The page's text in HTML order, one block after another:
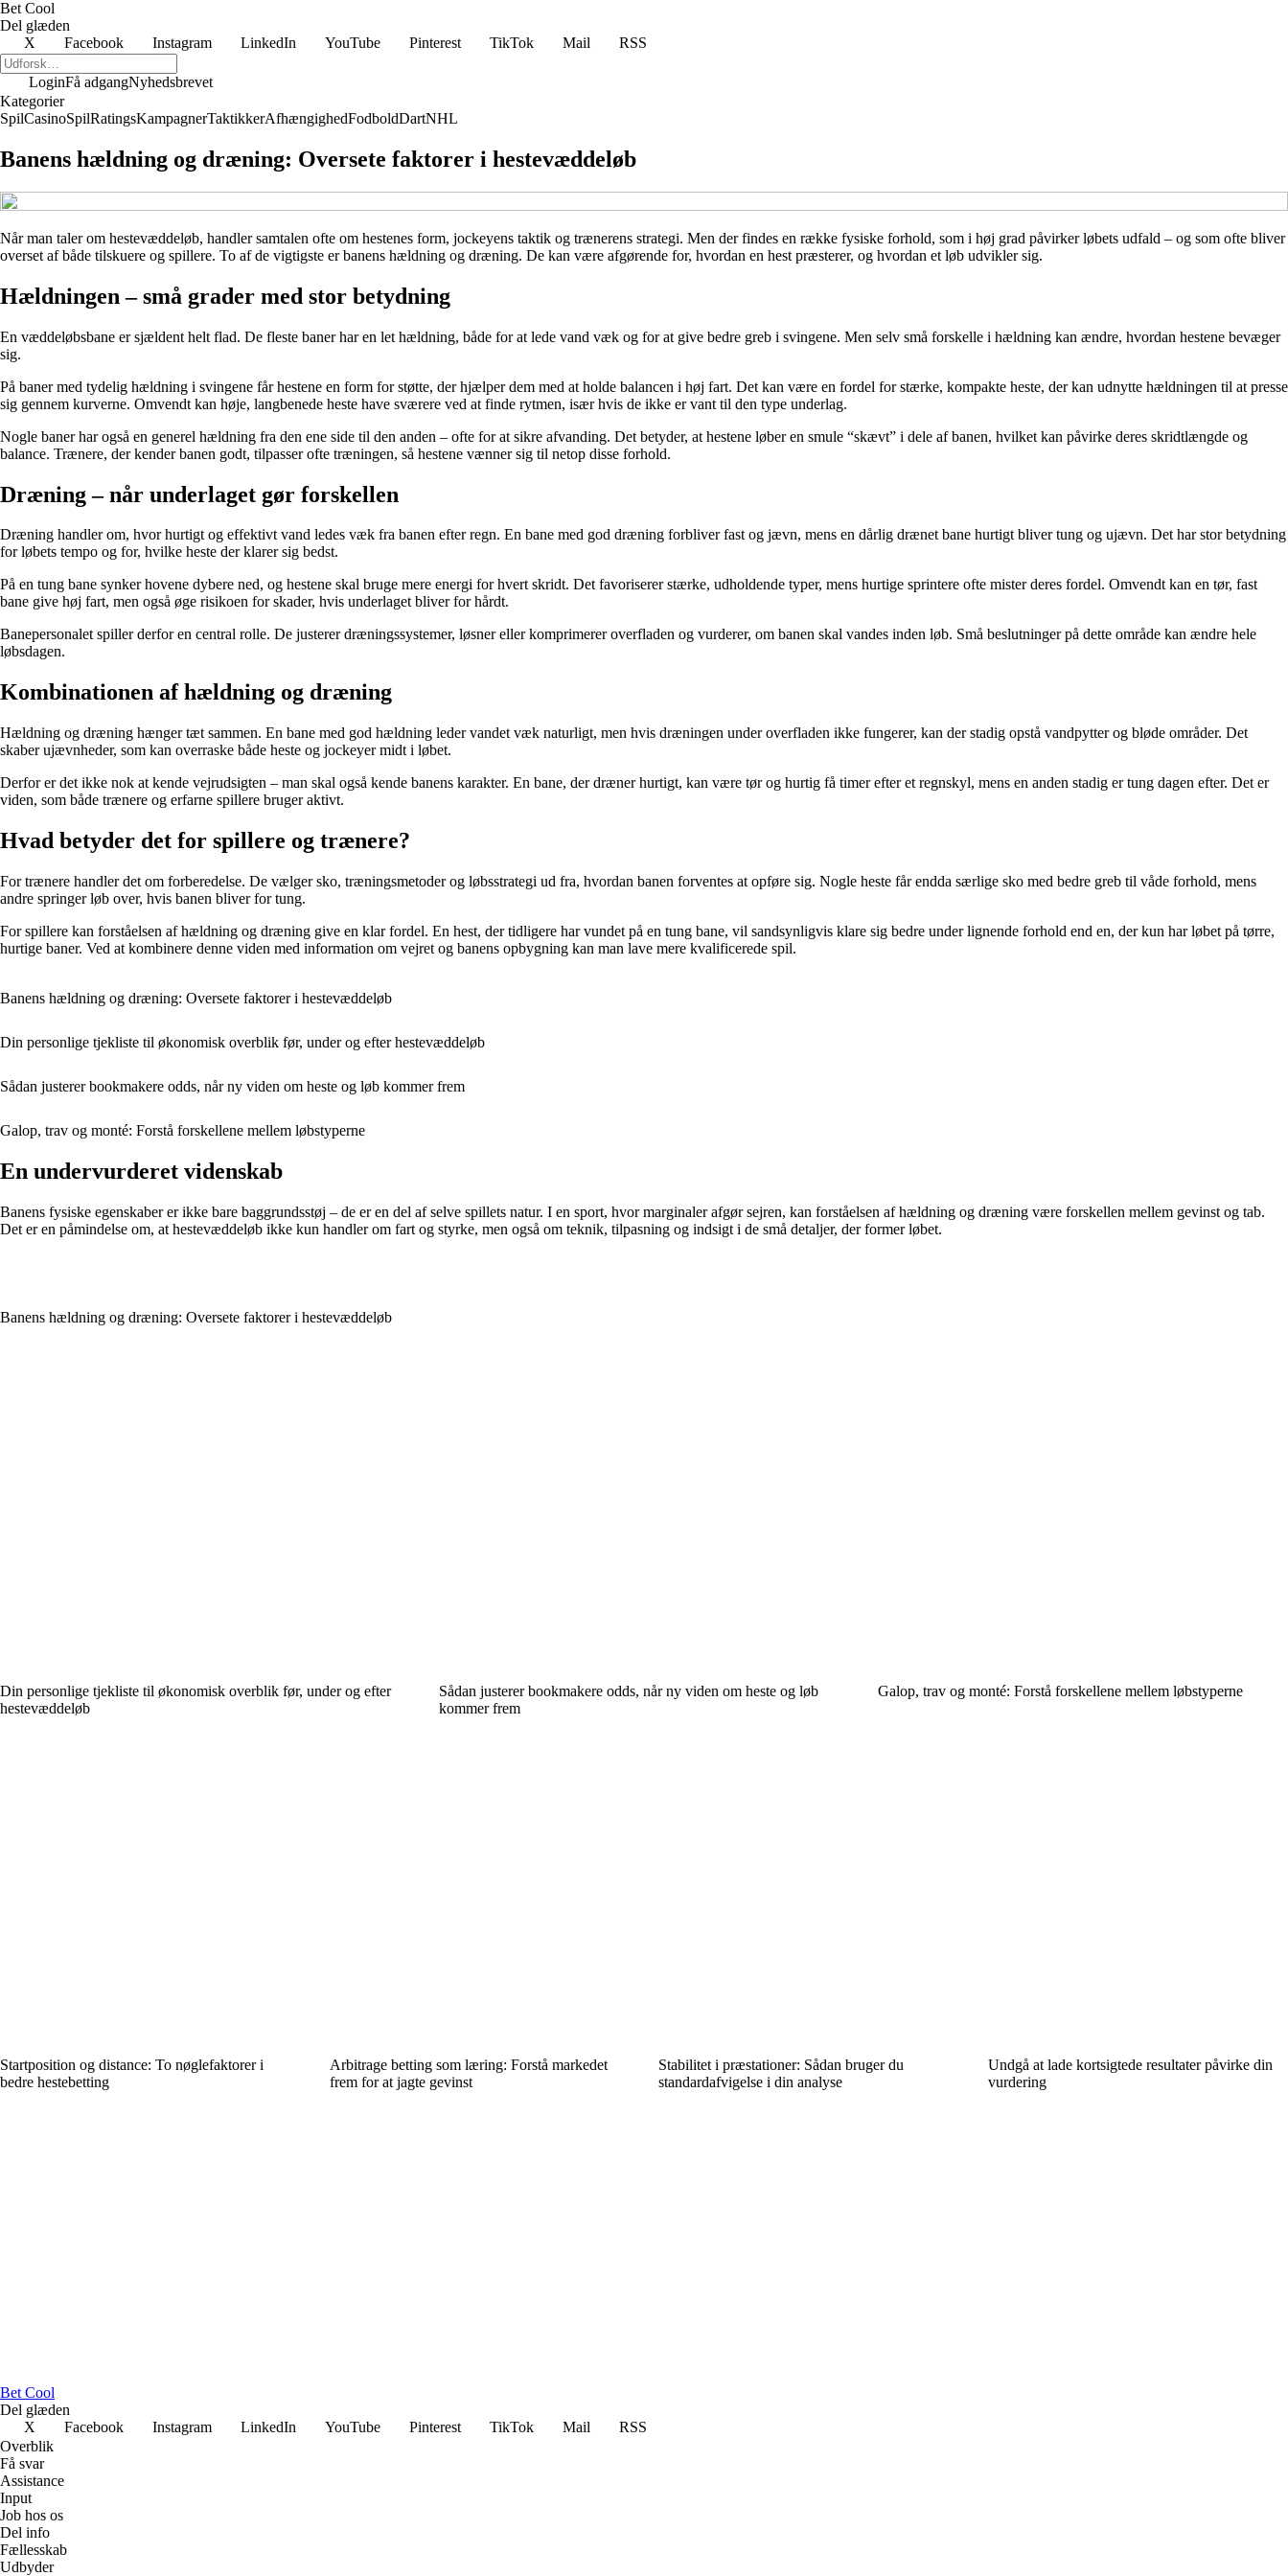
Bet Cool
Del glæden
X
Facebook Instagram LinkedIn YouTube Pinterest TikTok Mail RSS
LoginFå adgangNyhedsbrevet
Kategorier
SpilCasinoSpilRatingsKampagnerTaktikkerAfhængighedFodboldDartNHL
Banens hældning og dræning: Oversete faktorer i hestevæddeløb
Når man taler om hestevæddeløb, handler samtalen ofte om hestenes form, jockeyens taktik og trænerens strategi. Men der findes en række fysiske forhold, som i høj grad påvirker løbets udfald – og som ofte bliver
overset af både tilskuere og spillere. To af de vigtigste er banens hældning og dræning. De kan være afgørende for, hvordan en hest præsterer, og hvordan et løb udvikler sig.
Hældningen – små grader med stor betydning
En væddeløbsbane er sjældent helt flad. De fleste baner har en let hældning, både for at lede vand væk og for at give bedre greb i svingene. Men selv små forskelle i hældning kan ændre, hvordan hestene bevæger
sig.
På baner med tydelig hældning i svingene får hestene en form for støtte, der hjælper dem med at holde balancen i høj fart. Det kan være en fordel for stærke, kompakte heste, der kan udnytte hældningen til at presse
sig gennem kurverne. Omvendt kan høje, langbenede heste have sværere ved at finde rytmen, især hvis de ikke er vant til den type underlag.
Nogle baner har også en generel hældning fra den ene side til den anden – ofte for at sikre afvanding. Det betyder, at hestene løber en smule “skævt” i dele af banen, hvilket kan påvirke deres skridtlængde og
balance. Trænere, der kender banen godt, tilpasser ofte træningen, så hestene vænner sig til netop disse forhold.
Dræning – når underlaget gør forskellen
Dræning handler om, hvor hurtigt og effektivt vand ledes væk fra banen efter regn. En bane med god dræning forbliver fast og jævn, mens en dårlig drænet bane hurtigt bliver tung og ujævn. Det har stor betydning
for løbets tempo og for, hvilke heste der klarer sig bedst.
På en tung bane synker hovene dybere ned, og hestene skal bruge mere energi for hvert skridt. Det favoriserer stærke, udholdende typer, mens hurtige sprintere ofte mister deres fordel. Omvendt kan en tør, fast
bane give høj fart, men også øge risikoen for skader, hvis underlaget bliver for hårdt.
Banepersonalet spiller derfor en central rolle. De justerer dræningssystemer, løsner eller komprimerer overfladen og vurderer, om banen skal vandes inden løb. Små beslutninger på dette område kan ændre hele
løbsdagen.
Kombinationen af hældning og dræning
Hældning og dræning hænger tæt sammen. En bane med god hældning leder vandet væk naturligt, men hvis dræningen under overfladen ikke fungerer, kan der stadig opstå vandpytter og bløde områder. Det
skaber ujævnheder, som kan overraske både heste og jockeyer midt i løbet.
Derfor er det ikke nok at kende vejrudsigten – man skal også kende banens karakter. En bane, der dræner hurtigt, kan være tør og hurtig få timer efter et regnskyl, mens en anden stadig er tung dagen efter. Det er
viden, som både trænere og erfarne spillere bruger aktivt.
Hvad betyder det for spillere og trænere?
For trænere handler det om forberedelse. De vælger sko, træningsmetoder og løbsstrategi ud fra, hvordan banen forventes at opføre sig. Nogle heste får endda særlige sko med bedre greb til våde forhold, mens
andre springer løb over, hvis banen bliver for tung.
For spillere kan forståelsen af hældning og dræning give en klar fordel. En hest, der tidligere har vundet på en tung bane, vil sandsynligvis klare sig bedre under lignende forhold end en, der kun har løbet på tørre,
hurtige baner. Ved at kombinere denne viden med information om vejret og banens opbygning kan man lave mere kvalificerede spil.
Banens hældning og dræning: Oversete faktorer i hestevæddeløb
Din personlige tjekliste til økonomisk overblik før, under og efter hestevæddeløb
Sådan justerer bookmakere odds, når ny viden om heste og løb kommer frem
Galop, trav og monté: Forstå forskellene mellem løbstyperne
En undervurderet videnskab
Banens fysiske egenskaber er ikke bare baggrundsstøj – de er en del af selve spillets natur. I en sport, hvor marginaler afgør sejren, kan forståelsen af hældning og dræning være forskellen mellem gevinst og tab.
Det er en påmindelse om, at hestevæddeløb ikke kun handler om fart og styrke, men også om teknik, tilpasning og indsigt i de små detaljer, der former løbet.
Banens hældning og dræning: Oversete faktorer i hestevæddeløb
Din personlige tjekliste til økonomisk overblik før, under og efter
hestevæddeløb
Sådan justerer bookmakere odds, når ny viden om heste og løb
kommer frem
Galop, trav og monté: Forstå forskellene mellem løbstyperne
Startposition og distance: To nøglefaktorer i
bedre hestebetting
Arbitrage betting som læring: Forstå markedet
frem for at jagte gevinst
Stabilitet i præstationer: Sådan bruger du
standardafvigelse i din analyse
Undgå at lade kortsigtede resultater påvirke din
vurdering
Bet Cool
Del glæden
X
Facebook Instagram LinkedIn YouTube Pinterest TikTok Mail
RSS
Overblik
Få svar
Assistance
Input
Job hos os
Del info
Fællesskab
Udbyder